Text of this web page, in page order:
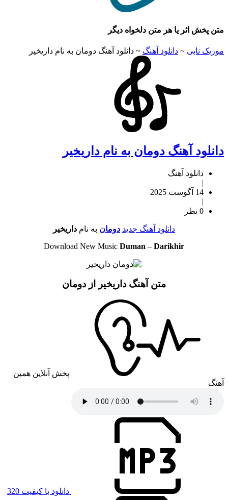
متن پخش اثر یا هر متن دلخواه دیگر
موزیک نابی ~ دانلود آهنگ ~ دانلود آهنگ دومان به نام داریخیر
دانلود آهنگ دومان به نام داریخیر
دانلود آهنگ
|
14 آگوست 2025
|
0 نظر
دانلود آهنگ جدید دومان به نام داریخیر
Download New Music Duman – Darikhir
متن آهنگ داریخیر از دومان
پخش آنلاین همین
آهنگ
دانلود با کیفیت 320